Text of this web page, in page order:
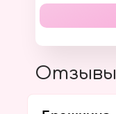
Отзывы